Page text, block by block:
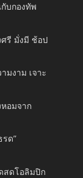
บกองทัพ
ศรี มั่งมี ช้อป
มงาม เจาะ
อมจาก
รด”
สดโอลิมปิก